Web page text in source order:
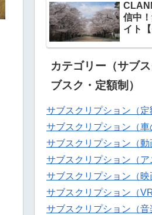
信中
イト
カテゴリー（サブ
ブスク・定額制）
サブスクリプション（定
サブスクリプション（車
サブスクリプション（動
サブスクリプション（ア
サブスクリプション（映
サブスクリプション（
サブスクリプション（音